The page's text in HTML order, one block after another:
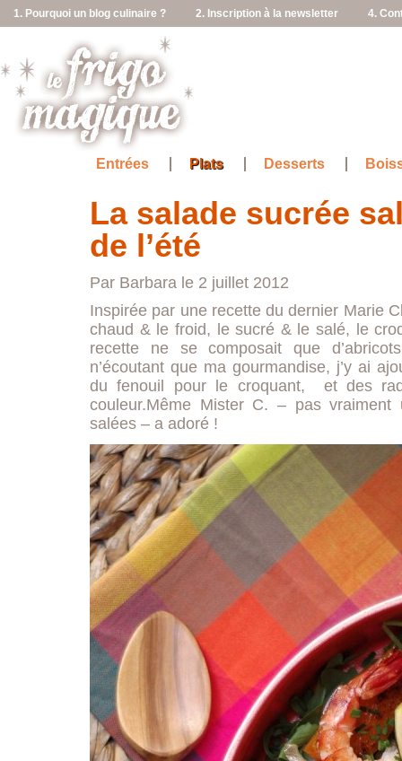
1. Pourquoi un blog culinaire ? 2. Inscription à la newsletter 4.
Entrées Plats Desserts
La salade sucrée
de l’été
Par Barbara le 2 juillet 2012
Inspirée par une recette du dernier Marie
chaud & le froid, le sucré & le salé, le
recette ne se composait que
n’écoutant que ma gourmandise, j’y ai
du fenouil pour le croquant, et des
couleur.Même Mister C. – pas
salées – a adoré !